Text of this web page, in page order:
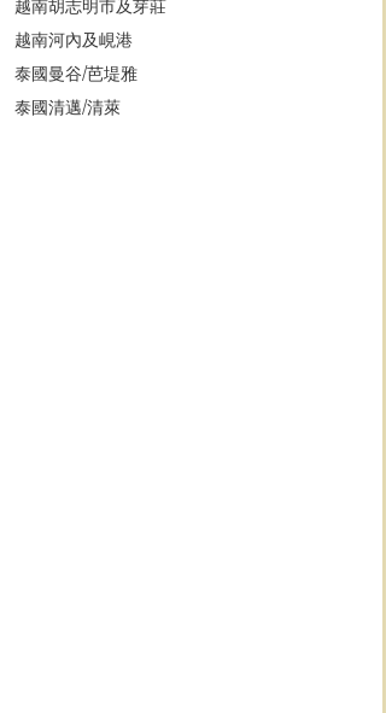
越南胡志明市及芽莊
越南河內及峴港
泰國曼谷/芭堤雅
泰國清邁/清萊